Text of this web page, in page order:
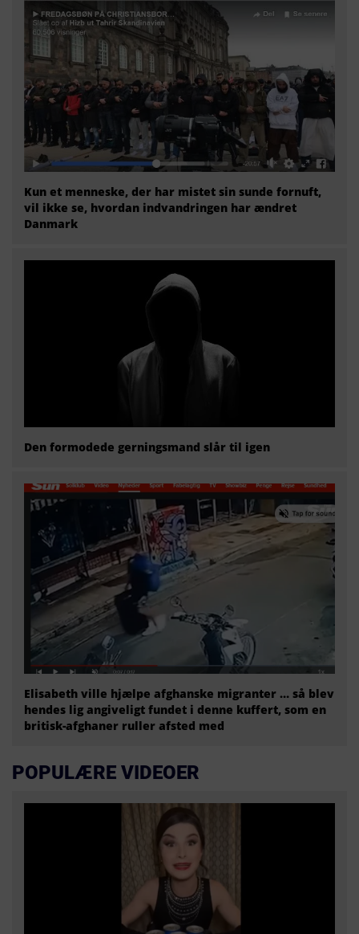
Kun et menneske, der har mistet sin sunde fornuft,
vil ikke se, hvordan indvandringen har ændret
Danmark
Den formodede gerningsmand slår til igen
Elisabeth ville hjælpe afghanske migranter … så blev
hendes lig angiveligt fundet i denne kuffert, som en
britisk-afghaner ruller afsted med
POPULÆRE VIDEOER